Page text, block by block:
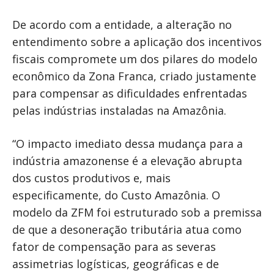
De acordo com a entidade, a alteração no
entendimento sobre a aplicação dos incentivos
fiscais compromete um dos pilares do modelo
econômico da Zona Franca, criado justamente
para compensar as dificuldades enfrentadas
pelas indústrias instaladas na Amazônia.
“O impacto imediato dessa mudança para a
indústria amazonense é a elevação abrupta
dos custos produtivos e, mais
especificamente, do Custo Amazônia. O
modelo da ZFM foi estruturado sob a premissa
de que a desoneração tributária atua como
fator de compensação para as severas
assimetrias logísticas, geográficas e de